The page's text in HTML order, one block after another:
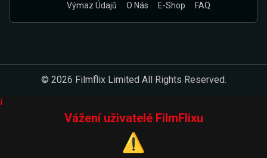
Výmaz Údajů
O Nás E-Shop FAQ
© 2026 Filmflix Limited All Rights Reserved.
i
Vážení uživatelé FilmFlixu
⚠️